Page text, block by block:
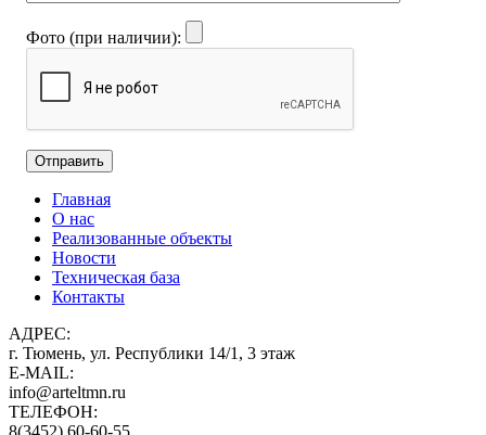
Фото (при наличии):
Главная
О нас
Реализованные объекты
Новости
Техническая база
Контакты
АДРЕС:
г. Тюмень, ул. Республики 14/1, 3 этаж
E-MAIL:
info@arteltmn.ru
ТЕЛЕФОН:
8(3452) 60-60-55